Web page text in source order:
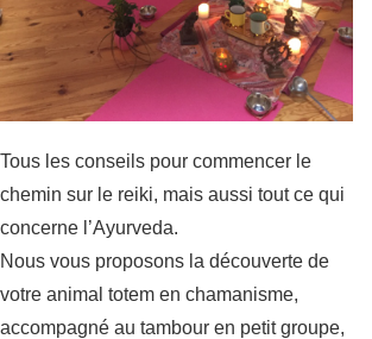
Tous les conseils pour commencer le
chemin sur le reiki, mais aussi tout ce qui
concerne l’Ayurveda.
Nous vous proposons la découverte de
votre animal totem en chamanisme,
accompagné au tambour en petit groupe,